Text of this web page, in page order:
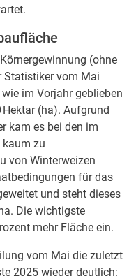
(ohne
Statistiker vom Mai
im Vorjahr geblieben
(ha). Aufgrund
kam es bei den im
kaum zu
von Winterweizen
für das
und steht dieses
Die wichtigste
mehr Fläche ein.
vom Mai die zuletzt
2025 wieder deutlich: